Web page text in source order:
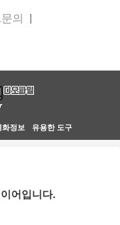
의
화정보 유용한 도구
어입니다.